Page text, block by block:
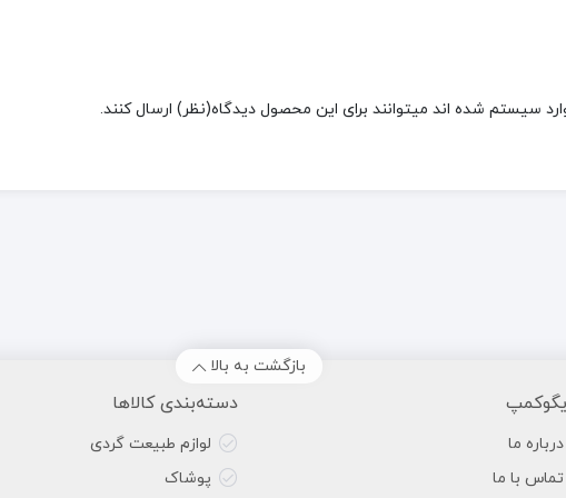
سیستم شده اند میتوانند برای این محصول دیدگاه(نظر) ارسال کنند.
بازگشت به بالا
درباره ما
تماس با ما
دسته‌بندی کالاها
لوازم طبیعت گردی
پوشاک